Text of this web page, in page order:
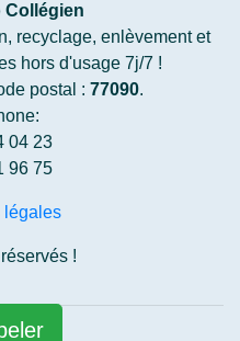
Collégien
recyclage, enlèvement et
hors d'usage 7j/7 !
postal : 77090.
04 23
96 75
légales
!